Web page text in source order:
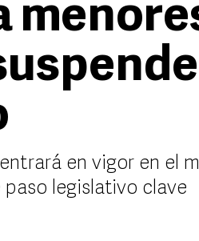
en vigor en el
legislativo clave